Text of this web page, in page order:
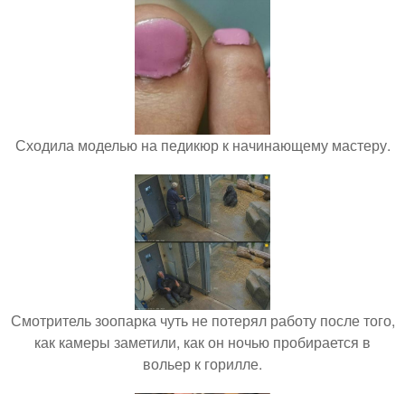
Сходила моделью на педикюр к начинающему мастеру.
Смотритель зоопарка чуть не потерял работу после того,
как камеры заметили, как он ночью пробирается в
вольер к горилле.